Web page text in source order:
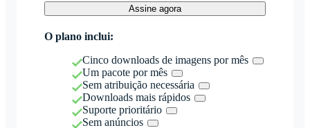
Assine agora
O plano inclui:
Cinco downloads de imagens por mês
Um pacote por mês
Sem atribuição necessária
Downloads mais rápidos
Suporte prioritário
Sem anúncios